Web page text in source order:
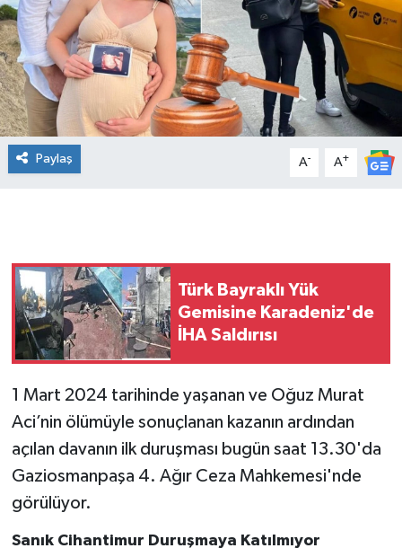
Paylaş A- A+
Türk Bayraklı Yük
Gemisine Karadeniz'de
İHA Saldırısı
1 Mart 2024 tarihinde yaşanan ve Oğuz Murat
Aci’nin ölümüyle sonuçlanan kazanın ardından
açılan davanın ilk duruşması bugün saat 13.30'da
Gaziosmanpaşa 4. Ağır Ceza Mahkemesi'nde
görülüyor.
Sanık Cihantimur Duruşmaya Katılmıyor